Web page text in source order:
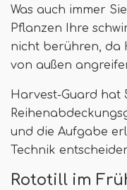
Was auch immer
Pflanzen Ihre
nicht berühren, da
von außen
Harvest-Guard hat
und die Aufgabe
Technik
Rototill im